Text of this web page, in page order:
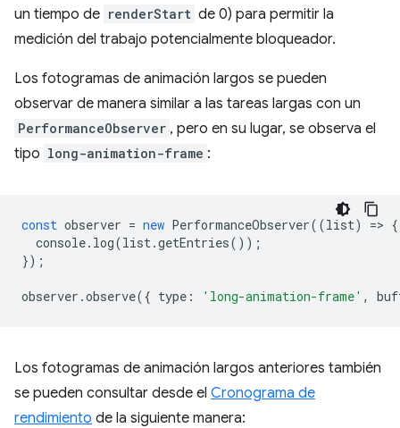
un tiempo de renderStart de 0) para permitir la
medición del trabajo potencialmente bloqueador.
Los fotogramas de animación largos se pueden
observar de manera similar a las tareas largas con un
PerformanceObserver , pero en su lugar, se observa el
tipo long-animation-frame :
const observer = new PerformanceObserver((list) => {
console. log(list.getEntries());
});
observer .observe({ type : 'long-animation-frame' ,
Los fotogramas de animación largos anteriores también
se pueden consultar desde el Cronograma de
rendimiento de la siguiente manera: